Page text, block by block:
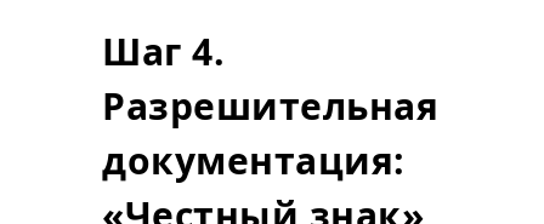
Шаг 4.
Разрешительная
документация: